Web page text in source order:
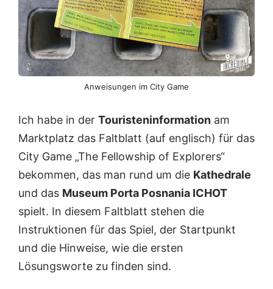
Anweisungen im City Game
Ich habe in der Touristeninformation am
Marktplatz das Faltblatt (auf englisch) für das
City Game „The Fellowship of Explorers“
bekommen, das man rund um die Kathedrale
und das Museum Porta Posnania ICHOT
spielt. In diesem Faltblatt stehen die
Instruktionen für das Spiel, der Startpunkt
und die Hinweise, wie die ersten
Lösungsworte zu finden sind.